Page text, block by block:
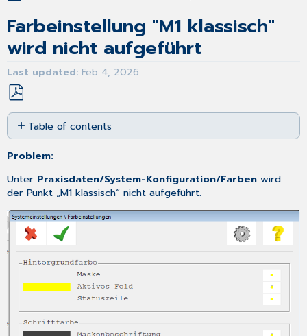
Farbeinstellung "M1 klassisch"
wird nicht aufgeführt
Last updated Feb 4, 2026
Save
as
PDF
Table of contents
No
headers
Problem:
Unter Praxisdaten/System-Konfiguration/Farben wird
der Punkt „M1 klassisch“ nicht aufgeführt.